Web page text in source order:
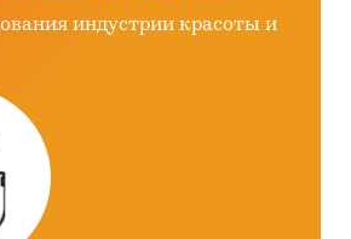
индустрии красоты и